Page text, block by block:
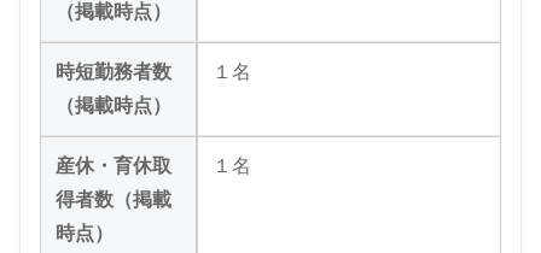
（掲載時点）
時短勤務者数
（掲載時点）
１名
産休・育休取
得者数（掲載
時点）
１名